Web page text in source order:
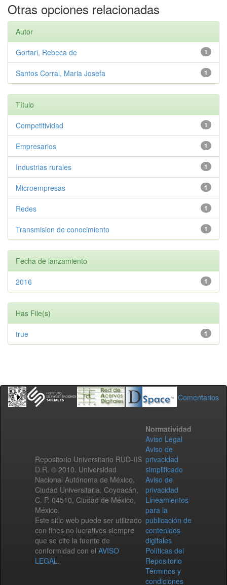
Otras opciones relacionadas
Autor
1
Gortari, Rebeca de
1
Santos Corral, Maria Josefa
Título
1
Competitividad
1
Empresarios
1
Industrias rurales
1
Microempresas
1
Redes
1
Transmision de conocimiento
Fecha de lanzamiento
1
2016
Has File(s)
1
true
Comentarios
Repositorio Universitario RUD-IIS
D.R. © 2010. Universidad
Nacional Autónoma de México.
Ciudad Universitaria, Coyoacán,
C. P. 04510, Ciudad de México,
México.
Este sitio web puede ser utilizado
con fines no lucrativos siempre
que se cite la fuente de
conformidad con el AVISO
LEGAL.
Normatividad
Aviso Legal
Aviso de
privacidad
simplificado
Aviso de
privacidad
Lineamientos
para la
publicación de
contenidos
digitales
Políticas del
Repositorio
Términos y
condiciones